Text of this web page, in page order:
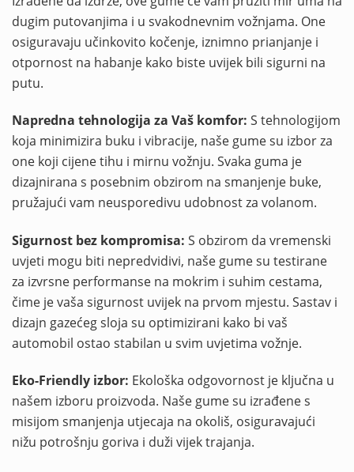
dugim putovanjima i u svakodnevnim vožnjama. One
osiguravaju učinkovito kočenje, iznimno prianjanje i
otpornost na habanje kako biste uvijek bili sigurni na
putu.
Napredna tehnologija za Vaš komfor: S tehnologijom
koja minimizira buku i vibracije, naše gume su izbor za
one koji cijene tihu i mirnu vožnju. Svaka guma je
dizajnirana s posebnim obzirom na smanjenje buke,
pružajući vam neusporedivu udobnost za volanom.
Sigurnost bez kompromisa: S obzirom da vremenski
uvjeti mogu biti nepredvidivi, naše gume su testirane
za izvrsne performanse na mokrim i suhim cestama,
čime je vaša sigurnost uvijek na prvom mjestu. Sastav i
dizajn gazećeg sloja su optimizirani kako bi vaš
automobil ostao stabilan u svim uvjetima vožnje.
Eko-Friendly izbor: Ekološka odgovornost je ključna u
našem izboru proizvoda. Naše gume su izrađene s
misijom smanjenja utjecaja na okoliš, osiguravajući
nižu potrošnju goriva i duži vijek trajanja.